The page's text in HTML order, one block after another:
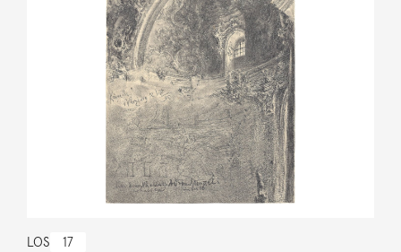
LOS 17